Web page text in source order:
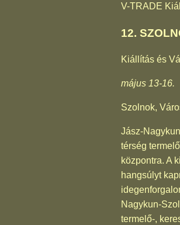
V-TRADE
12.
Kiállítás és
május 13-16.
Szolnok,
Jász-
térség
központra. A
hangsúlyt
Nagykun-
termelő-,